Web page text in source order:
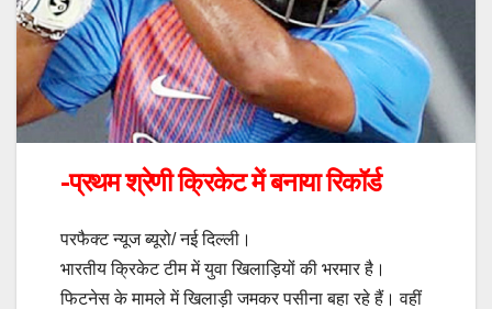
-प्रथम श्रेणी क्रिकेट में बनाया रिकॉर्ड
परफैक्ट न्यूज ब्यूरो/ नई दिल्ली।
भारतीय क्रिकेट टीम में युवा खिलाड़ियों की भरमार है।
फिटनेस के मामले में खिलाड़ी जमकर पसीना बहा रहे हैं। वहीं